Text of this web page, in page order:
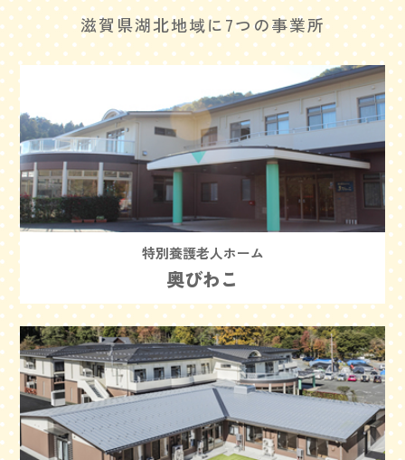
滋賀県湖北地域に7つの事業所
特別養護老人ホーム
奥びわこ